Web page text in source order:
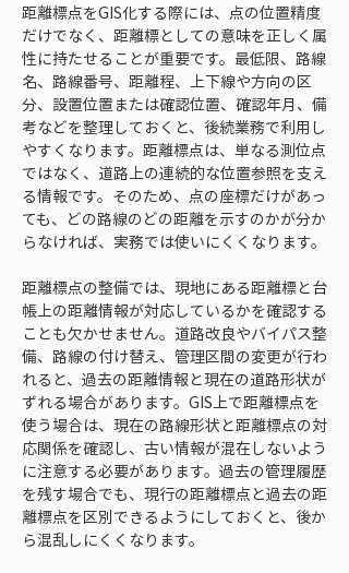
距離標点をGIS化する際には、点の位置精度
だけでなく、距離標としての意味を正しく属
性に持たせることが重要です。最低限、路線
名、路線番号、距離程、上下線や方向の区
分、設置位置または確認位置、確認年月、備
考などを整理しておくと、後続業務で利用し
やすくなります。距離標点は、単なる測位点
ではなく、道路上の連続的な位置参照を支え
る情報です。そのため、点の座標だけがあっ
ても、どの路線のどの距離を示すのかが分か
らなければ、実務では使いにくくなります。
距離標点の整備では、現地にある距離標と台
帳上の距離情報が対応しているかを確認する
ことも欠かせません。道路改良やバイパス整
備、路線の付け替え、管理区間の変更が行わ
れると、過去の距離情報と現在の道路形状が
ずれる場合があります。GIS上で距離標点を
使う場合は、現在の路線形状と距離標点の対
応関係を確認し、古い情報が混在しないよう
に注意する必要があります。過去の管理履歴
を残す場合でも、現行の距離標点と過去の距
離標点を区別できるようにしておくと、後か
ら混乱しにくくなります。